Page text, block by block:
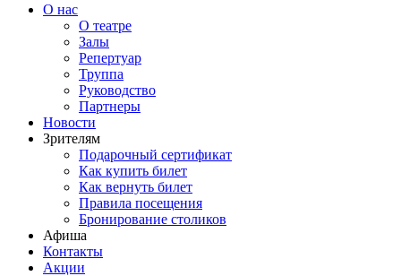
О нас
О театре
Залы
Репертуар
Труппа
Руководство
Партнеры
Новости
Зрителям
Подарочный сертификат
Как купить билет
Как вернуть билет
Правила посещения
Бронирование столиков
Афиша
Контакты
Акции